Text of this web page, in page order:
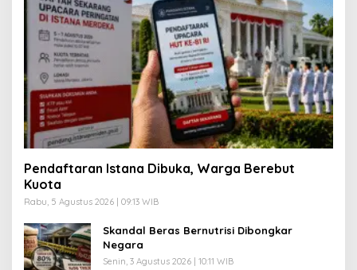
Pendaftaran Istana Dibuka, Warga Berebut
Kuota
Rabu, 5 Agustus 2026 | 09:13 WIB
Skandal Beras Bernutrisi Dibongkar
Negara
Senin, 3 Agustus 2026 | 10:11 WIB